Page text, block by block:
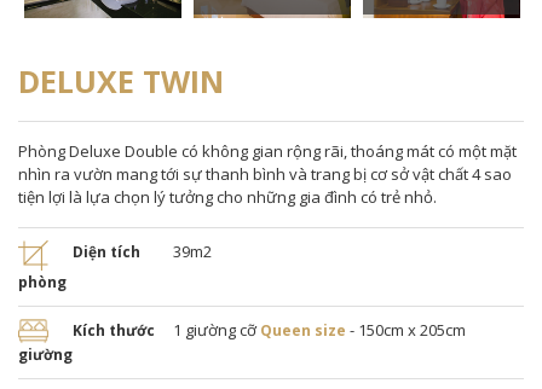
DELUXE TWIN
Phòng Deluxe Double có không gian rộng rãi, thoáng mát có một mặt
nhìn ra vườn mang tới sự thanh bình và trang bị cơ sở vật chất 4 sao
tiện lợi là lựa chọn lý tưởng cho những gia đình có trẻ nhỏ.
Diện tích
phòng
39m2
Kích thước
giường
1 giường cỡQueen size - 150cm x 205cm